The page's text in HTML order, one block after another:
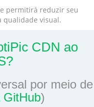
permitirá reduzir seu
qualidade visual.
CDN ao
por meio de
GitHub)